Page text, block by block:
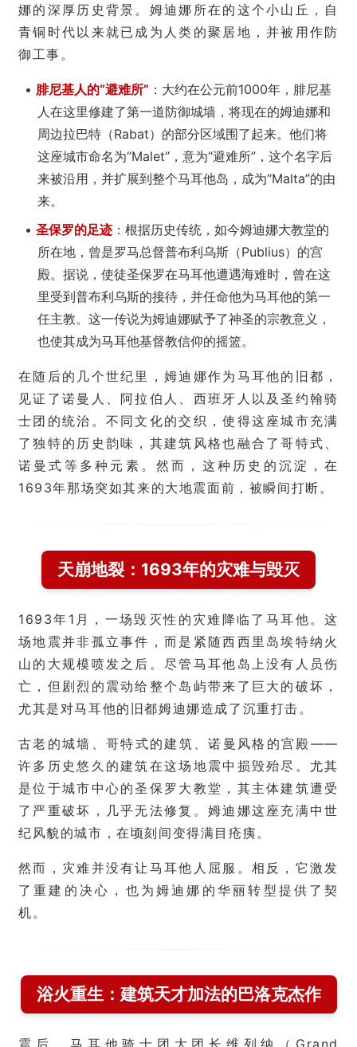
娜的深厚历史背景。姆迪娜所在的这个小山丘，自
青铜时代以来就已成为人类的聚居地，并被用作防
御工事。
• 腓尼基人的“避难所” ：大约在公元前1000年，腓尼基
人在这里修建了第一道防御城墙，将现在的姆迪娜和
周边拉巴特（Rabat）的部分区域围了起来。他们将
这座城市命名为“Malet”，意为“避难所”，这个名字后
来被沿用，并扩展到整个马耳他岛，成为“Malta”的由
来。
• 圣保罗的足迹 ：根据历史传统，如今姆迪娜大教堂的
所在地，曾是罗马总督普布利乌斯（Publius）的宫
殿。据说，使徒圣保罗在马耳他遭遇海难时，曾在这
里受到普布利乌斯的接待，并任命他为马耳他的第一
任主教。这一传说为姆迪娜赋予了神圣的宗教意义，
也使其成为马耳他基督教信仰的摇篮。
在随后的几个世纪里，姆迪娜作为马耳他的旧都，
见证了诺曼人、阿拉伯人、西班牙人以及圣约翰骑
士团的统治。不同文化的交织，使得这座城市充满
了独特的历史韵味，其建筑风格也融合了哥特式、
诺曼式等多种元素。然而，这种历史的沉淀，在
1693年那场突如其来的大地震面前，被瞬间打断。
天崩地裂：1693年的灾难与毁灭
1693年1月，一场毁灭性的灾难降临了马耳他。这
场地震并非孤立事件，而是紧随西西里岛埃特纳火
山的大规模喷发之后。尽管马耳他岛上没有人员伤
亡，但剧烈的震动给整个岛屿带来了巨大的破坏，
尤其是对马耳他的旧都姆迪娜造成了沉重打击。
古老的城墙、哥特式的建筑、诺曼风格的宫殿——
许多历史悠久的建筑在这场地震中损毁殆尽。尤其
是位于城市中心的圣保罗大教堂，其主体建筑遭受
了严重破坏，几乎无法修复。姆迪娜这座充满中世
纪风貌的城市，在顷刻间变得满目疮痍。
然而，灾难并没有让马耳他人屈服。相反，它激发
了重建的决心，也为姆迪娜的华丽转型提供了契
机。
浴火重生：建筑天才加法的巴洛克杰作
震后，马耳他骑士团大团长维列纳（Grand